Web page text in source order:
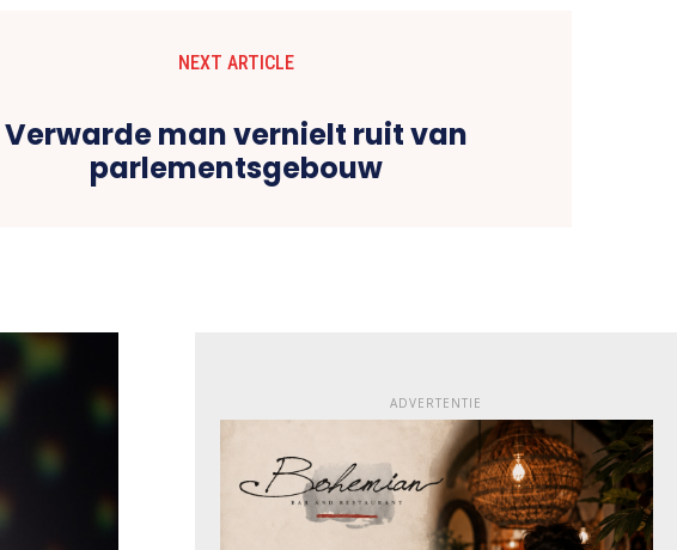
NEXT ARTICLE
Verwarde man vernielt ruit van
parlementsgebouw